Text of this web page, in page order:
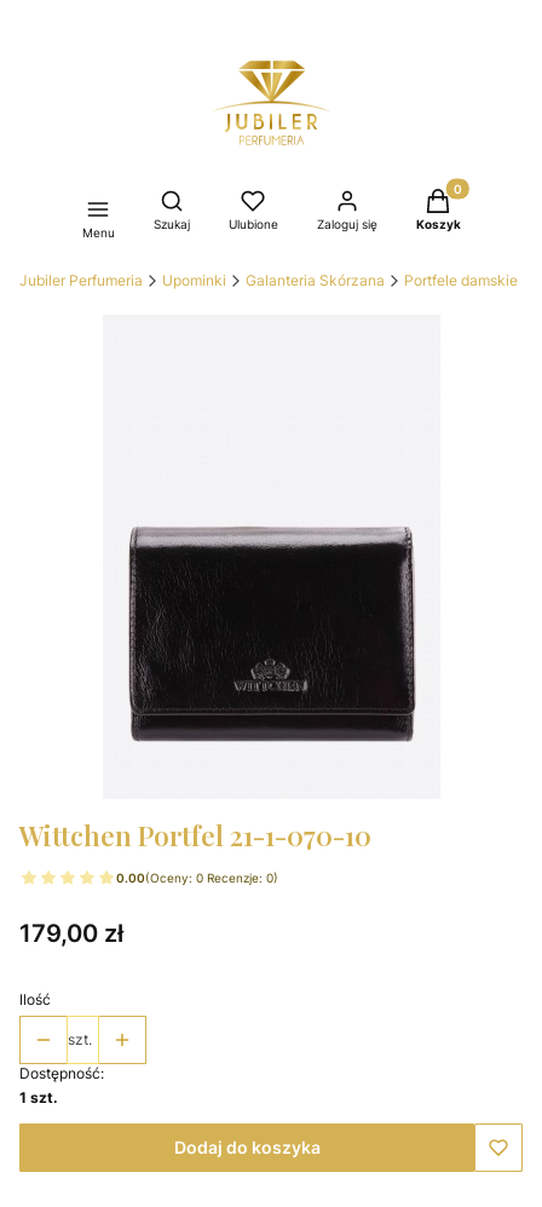
Menu
Otwórz wyszukiwarkę
Szukaj Ulubione Zaloguj się
Produkty w
Koszyk
Jubiler Perfumeria Upominki Galanteria Skórzana Portfele damskie
Wittchen Portfel 21-1-070-10
0.00(Oceny: 0 Recenzje: 0)
Cena
179,00 zł
Ilość
szt.
Dostępność:
1 szt.
Dodaj do koszyka